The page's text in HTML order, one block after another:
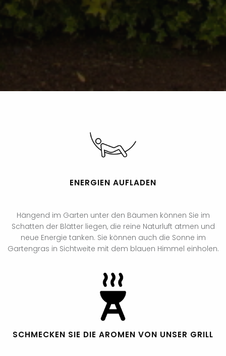
ENERGIEN AUFLADEN
Hängend im Garten unter den Bäumen können Sie im
Schatten der Blätter liegen, die reine Naturluft atmen und
neue Energie tanken. Sie können auch die Sonne im
Gartengras in Sichtweite mit dem blauen Himmel einholen.
SCHMECKEN SIE DIE AROMEN VON UNSER GRILL